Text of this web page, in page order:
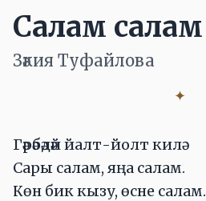
Салам салам
Зәкия Туфайлова
✦
Гәрәбәдәй йалт-йолт килә
Сары салам, яңа салам.
Көн бик кызу, өсне салам.